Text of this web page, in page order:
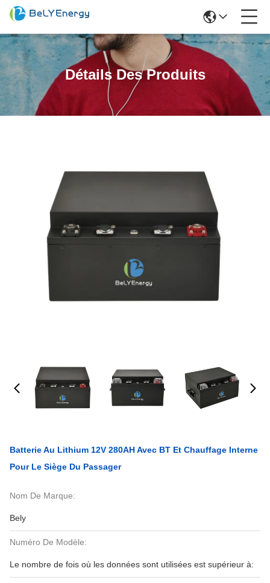
Détails Des Produits
Batterie Au Lithium 12V 280AH Avec BT Et Chauffage Interne
Pour Le Siège Du Passager
Nom De Marque:
Bely
Numéro De Modèle:
Le nombre de fois où les données sont utilisées est supérieur à: